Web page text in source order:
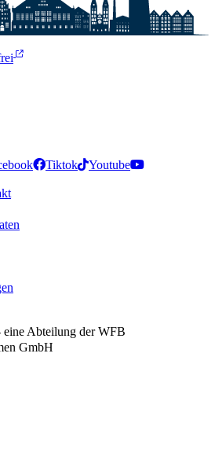
Tiktok Youtube
Abteilung der WFB
GmbH